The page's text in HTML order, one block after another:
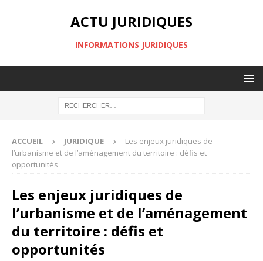
ACTU JURIDIQUES
INFORMATIONS JURIDIQUES
ACCUEIL JURIDIQUE
Les enjeux juridiques de
l’urbanisme et de l’aménagement du territoire : défis et
opportunités
Les enjeux juridiques de
l’urbanisme et de l’aménagement
du territoire : défis et
opportunités